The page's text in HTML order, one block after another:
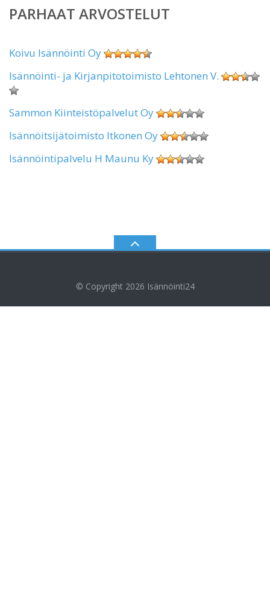
PARHAAT ARVOSTELUT
Koivu Isännöinti Oy
Isännöinti- ja Kirjanpitotoimisto Lehtonen V.
Sammon Kiinteistöpalvelut Oy
Isännöitsijätoimisto Itkonen Oy
Isännöintipalvelu H Maunu Ky
© Copyright 2026 Isännöinti24